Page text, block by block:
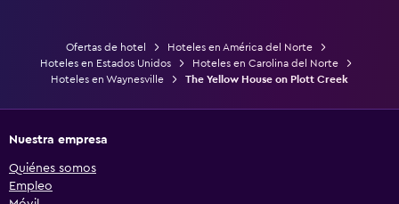
Ofertas de hotel
Hoteles en América del Norte
Hoteles en Estados Unidos
Hoteles en Carolina del Norte
Hoteles en Waynesville
The Yellow House on Plott Creek
Nuestra empresa
Quiénes somos
Empleo